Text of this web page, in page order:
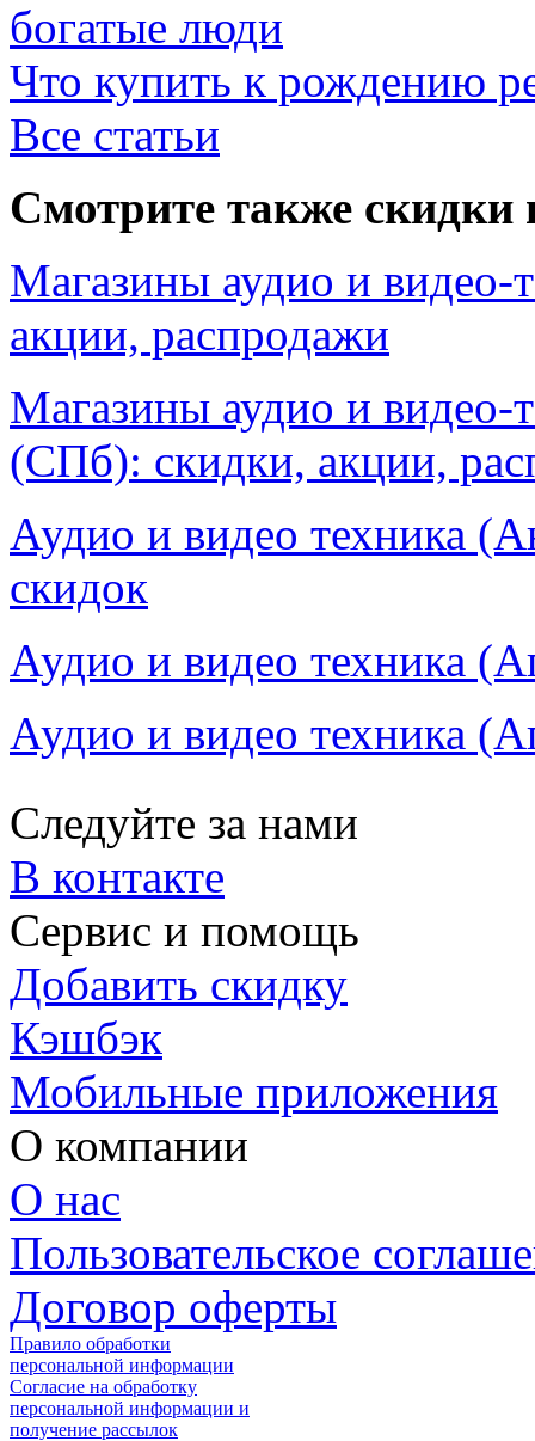
богатые люди
Что купить к рождению
Все статьи
Смотрите также скидки
Магазины аудио и
акции, распродажи
Магазины аудио и видео-
(СПб): скидки, акции,
Аудио и видео техника
скидок
Аудио и видео техника
Аудио и видео техника
Следуйте за нами
В контакте
Сервис и помощь
Добавить скидку
Кэшбэк
Мобильные приложения
О компании
О нас
Пользовательское
Договор оферты
Правило обработки
персональной информации
Согласие на обработку
персональной информации и
получение рассылок